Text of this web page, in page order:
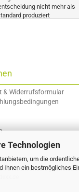
Technologien
um die
ein bestmögliches
nicht mehr als
produziert
& Widerrufsformular
nicht anders